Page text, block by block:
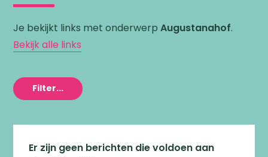
Je bekijkt links met onderwerpAugustanahof.
Bekijk alle links
Filter...
Er zijn geen berichten die voldoen aan